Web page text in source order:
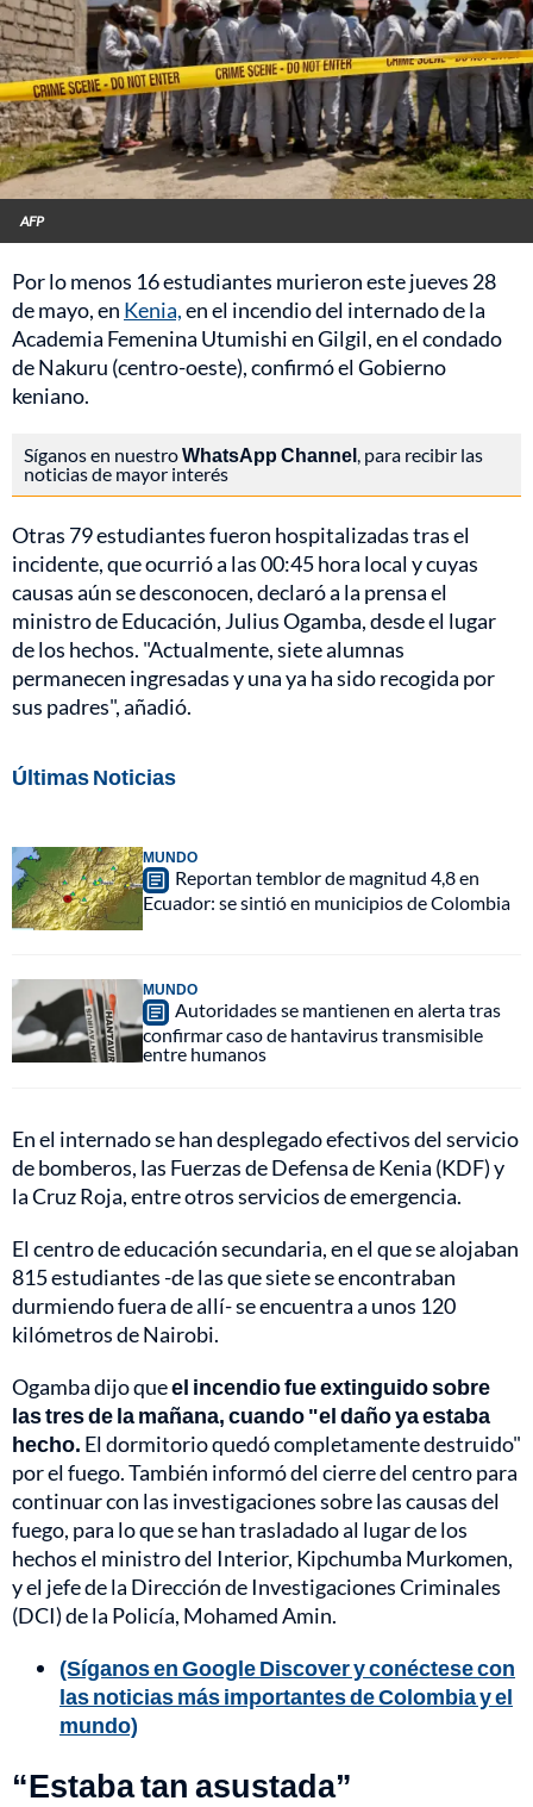
AFP
Por lo menos 16 estudiantes murieron este jueves 28
de mayo, en Kenia,en el incendio del internado de la
Academia Femenina Utumishi en Gilgil, en el condado
de Nakuru (centro-oeste), confirmó el Gobierno
keniano.
Síganos en nuestroWhatsApp Channel, para recibir las
noticias de mayor interés
Otras 79 estudiantes fueron hospitalizadas tras el
incidente, que ocurrió a las 00:45 hora local y cuyas
causas aún se desconocen, declaró a la prensa el
ministro de Educación, Julius Ogamba, desde el lugar
de los hechos. "Actualmente, siete alumnas
permanecen ingresadas y una ya ha sido recogida por
sus padres", añadió.
Últimas Noticias
MUNDO
Reportan temblor de magnitud 4,8 en
Ecuador: se sintió en municipios de Colombia
MUNDO
Autoridades se mantienen en alerta tras
confirmar caso de hantavirus transmisible
entre humanos
En el internado se han desplegado efectivos del servicio
de bomberos, las Fuerzas de Defensa de Kenia (KDF) y
la Cruz Roja, entre otros servicios de emergencia.
El centro de educación secundaria, en el que se alojaban
815 estudiantes -de las que siete se encontraban
durmiendo fuera de allí- se encuentra a unos 120
kilómetros de Nairobi.
Ogamba dijo queel incendio fue extinguido sobre
las tres de la mañana, cuando "el daño ya estaba
hecho. El dormitorio quedó completamente destruido"
por el fuego. También informó del cierre del centro para
continuar con las investigaciones sobre las causas del
fuego, para lo que se han trasladado al lugar de los
hechos el ministro del Interior, Kipchumba Murkomen,
y el jefe de la Dirección de Investigaciones Criminales
(DCI) de la Policía, Mohamed Amin.
(Síganos en Google Discover y conéctese con
las noticias más importantes de Colombia y el
mundo)
“Estaba tan asustada”